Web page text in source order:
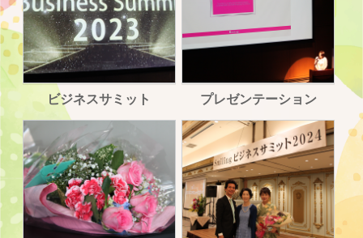
ビジネスサミット プレゼンテーション